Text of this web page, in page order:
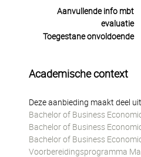
Aanvullende info mbt
evaluatie
Toegestane onvoldoende
Academische context
Deze aanbieding maakt deel
Bachelor of Business
Bachelor of Business
Bachelor of Business
Voorbereidingsprogramma